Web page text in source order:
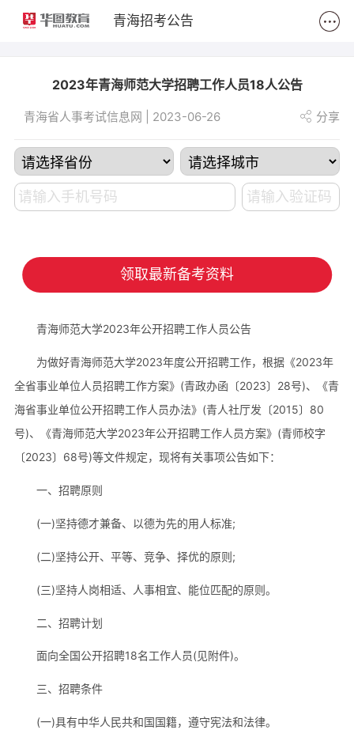
青海招考公告
2023年青海师范大学招聘工作人员18人公告
青海省人事考试信息网 | 2023-06-26 分享
领取最新备考资料
青海师范大学2023年公开招聘工作人员公告
为做好青海师范大学2023年度公开招聘工作，根据《2023年
全省事业单位人员招聘工作方案》(青政办函〔2023〕28号)、《青
海省事业单位公开招聘工作人员办法》(青人社厅发〔2015〕80
号)、《青海师范大学2023年公开招聘工作人员方案》(青师校字
〔2023〕68号)等文件规定，现将有关事项公告如下：
一、招聘原则
(一)坚持德才兼备、以德为先的用人标准;
(二)坚持公开、平等、竞争、择优的原则;
(三)坚持人岗相适、人事相宜、能位匹配的原则。
二、招聘计划
面向全国公开招聘18名工作人员(见附件)。
三、招聘条件
(一)具有中华人民共和国国籍，遵守宪法和法律。